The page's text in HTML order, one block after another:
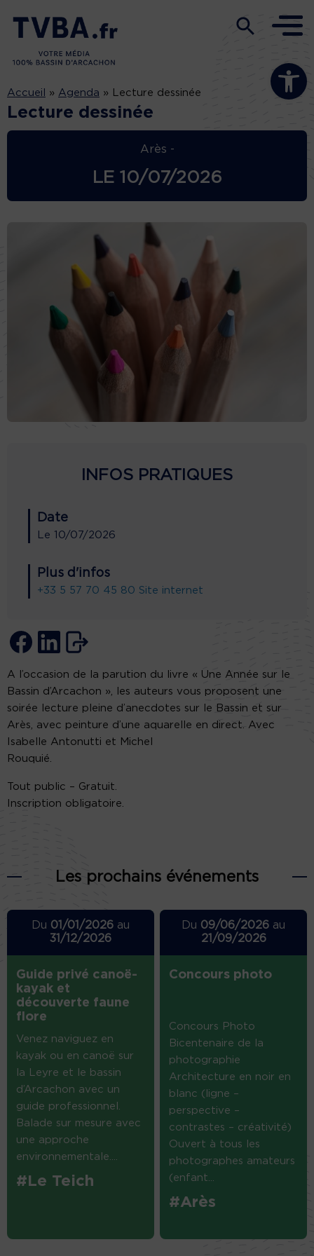
Ouvrir la
Accueil » Agenda » Lecture dessinée
Lecture dessinée
Arès -
LE 10/07/2026
INFOS PRATIQUES
Date
Le 10/07/2026
Plus d'infos
+33 5 57 70 45 80 Site internet
A l’occasion de la parution du livre « Une Année sur le
Bassin d’Arcachon », les auteurs vous proposent une
soirée lecture pleine d’anecdotes sur le Bassin et sur
Arès, avec peinture d’une aquarelle en direct. Avec
Isabelle Antonutti et Michel
Rouquié.
Tout public – Gratuit.
Inscription obligatoire.
Les prochains événements
Du 01/01/2026au
31/12/2026
Guide privé canoë-
kayak et
découverte faune
flore
Venez naviguez en
kayak ou en canoë sur
la Leyre et le bassin
d’Arcachon avec un
guide professionnel.
Balade sur mesure avec
une approche
environnementale....
#Le Teich
Du 09/06/2026 au
21/09/2026
Concours photo
Concours Photo
Bicentenaire de la
photographie
Architecture en noir en
blanc (ligne –
perspective –
contrastes – créativité)
Ouvert à tous les
photographes amateurs
(enfant...
#Arès